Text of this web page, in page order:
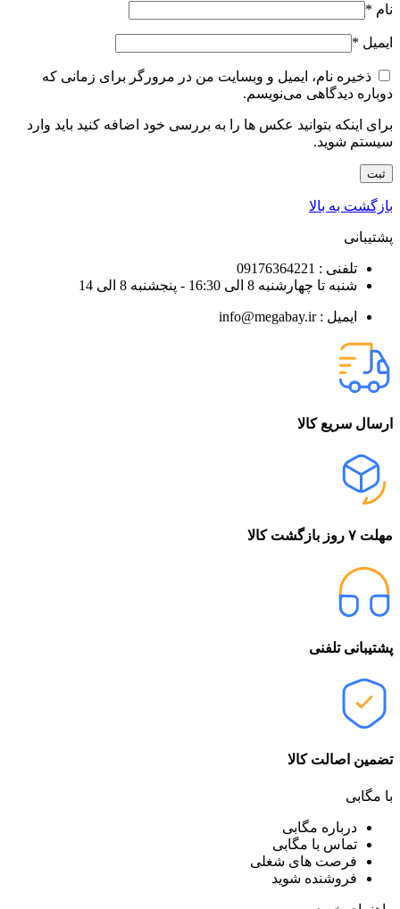
نام *
ایمیل *
ذخیره نام، ایمیل و وبسایت من در مرورگر برای زمانی که
دوباره دیدگاهی می‌نویسم.
برای اینکه بتوانید عکس ها را به بررسی خود اضافه کنید باید وارد
سیستم شوید.
بازگشت به بالا
پشتیبانی
تلفنی : 09176364221
شنبه تا چهارشنبه 8 الی 16:30 - پنجشنبه 8 الی 14
ایمیل : info@megabay.ir
ارسال سریع کالا
مهلت ۷ روز بازگشت کالا
پشتیبانی تلفنی
تضمین اصالت کالا
با مگابی
درباره مگابی
تماس با مگابی
فرصت های شغلی
فروشنده شوید